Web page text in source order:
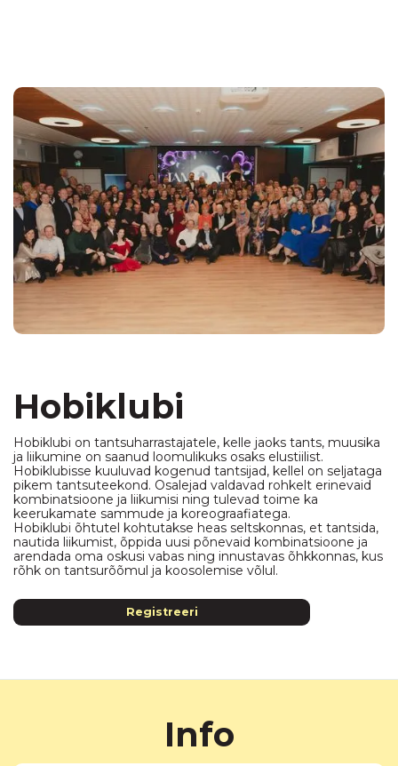
Hobiklubi
Hobiklubi on tantsuharrastajatele, kelle jaoks tants, muusika
ja liikumine on saanud loomulikuks osaks elustiilist.
Hobiklubisse kuuluvad kogenud tantsijad, kellel on seljataga
pikem tantsuteekond. Osalejad valdavad rohkelt erinevaid
kombinatsioone ja liikumisi ning tulevad toime ka
keerukamate sammude ja koreograafiatega.
Hobiklubi õhtutel kohtutakse heas seltskonnas, et tantsida,
nautida liikumist, õppida uusi põnevaid kombinatsioone ja
arendada oma oskusi vabas ning innustavas õhkkonnas, kus
rõhk on tantsurõõmul ja koosolemise võlul.
Registreeri
Info